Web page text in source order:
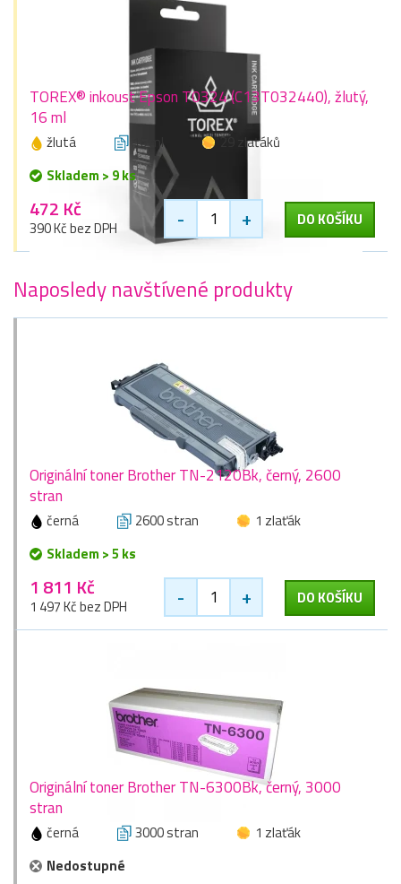
TOREX® inkoust Epson T0324 (C13T032440), žlutý,
16 ml
žlutá 16 ml
29 zlaťáků
Skladem > 9 ks
472 Kč
390 Kč bez DPH - + DO KOŠÍKU
Naposledy navštívené produkty
Originální toner Brother TN-2120Bk, černý, 2600
stran
černá 2600 stran
1 zlaťák
Skladem > 5 ks
1 811 Kč
1 497 Kč bez DPH - + DO KOŠÍKU
Originální toner Brother TN-6300Bk, černý, 3000
stran
černá 3000 stran
1 zlaťák
Nedostupné